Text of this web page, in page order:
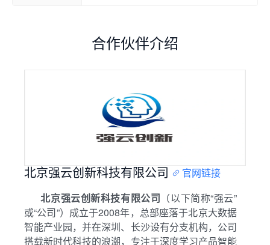
合作伙伴介绍
北京强云创新科技有限公司
官网链接
北京强云创新科技有限公司 （以下简称“强云”
或“公司”）成立于2008年，总部座落于北京大数据
智能产业园，并在深圳、长沙设有分支机构，公司
搭载新时代科技的浪潮，专注于深度学习产品智能